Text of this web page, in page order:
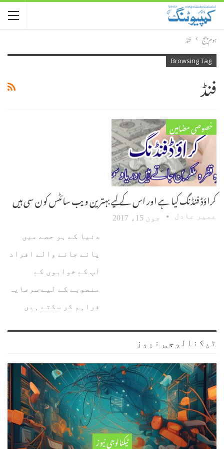
ہوم پیج فنڈ
Browsing Tag
فنڈ
خصوصی مضامین
کراؤڈ فنڈنگ کیا ہے اور اس کے لیے بہترین ویب سائٹس کون سی ہیں
عمیر عادل جون 15، 2017
دنیا کے ہر حصے میں
پائے جانے والے افراد
آپ کے خوابوں کے
منصوبے کے لیے سرمایہ
فراہم کر سکتے ہیں
ٹیکنالوجی نیوز
ٹیکنالوجی نیوز